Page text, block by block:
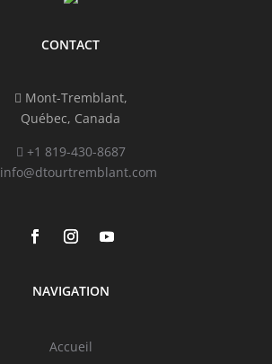
CONTACT
Mont-Tremblant,
Québec, Canada
+1 819-430-8687
info@dtourtremblant.com
NAVIGATION
Accueil